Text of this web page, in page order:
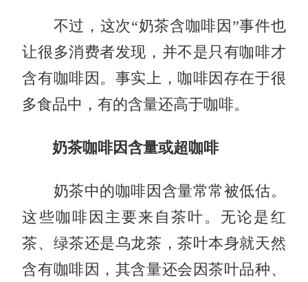
不过，这次“奶茶含咖啡因”事件也
让很多消费者发现，并不是只有咖啡才
含有咖啡因。事实上，咖啡因存在于很
多食品中，有的含量还高于咖啡。
奶茶咖啡因含量或超咖啡
奶茶中的咖啡因含量常常被低估。
这些咖啡因主要来自茶叶。无论是红
茶、绿茶还是乌龙茶，茶叶本身就天然
含有咖啡因，其含量还会因茶叶品种、